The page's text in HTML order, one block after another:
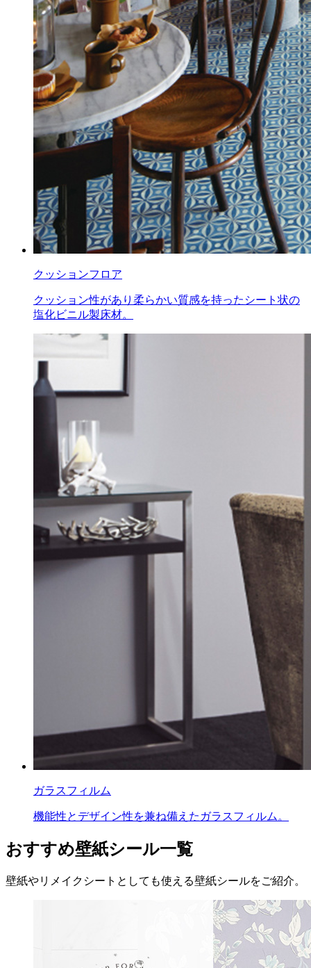
クッションフロア
クッション性があり柔らかい質感を持ったシート状の
塩化ビニル製床材。
ガラスフィルム
機能性とデザイン性を兼ね備えたガラスフィルム。
おすすめ壁紙シール一覧
壁紙やリメイクシートとしても使える壁紙シールをご紹介。